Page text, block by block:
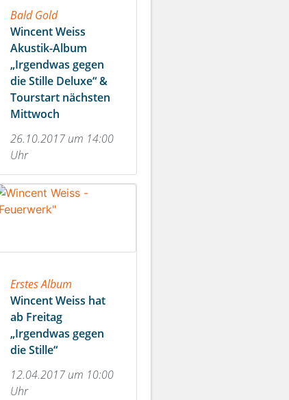
Bald Gold
Wincent Weiss
Akustik-Album
„Irgendwas gegen
die Stille Deluxe“ &
Tourstart nächsten
Mittwoch
26.10.2017 um 14:00
Uhr
Erstes Album
Wincent Weiss hat
ab Freitag
„Irgendwas gegen
die Stille“
12.04.2017 um 10:00
Uhr